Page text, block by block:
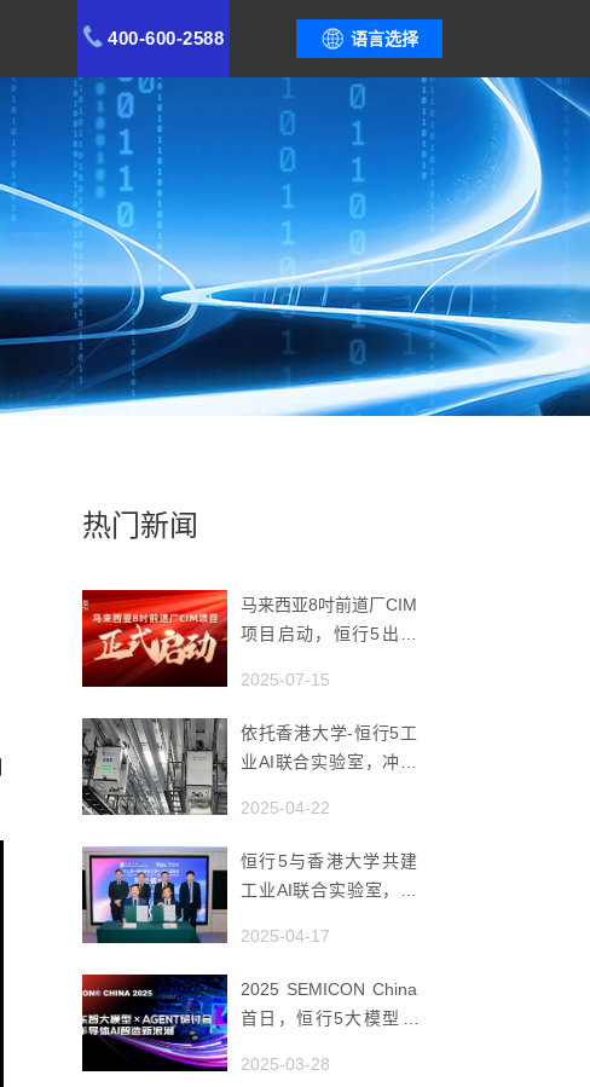
语言选择
400-600-2588
热门新闻
马来西亚8吋前道厂CIM
项目启动，恒行5出海
2025-07-15
依托香港大学-恒行5工
业AI联合实验室，冲破
花板”
2025-04-22
恒行5与香港大学共建
工业AI联合实验室，推
创新枢纽
2025-04-17
2025 SEMICON China
首日，恒行5大模型 ×
体AI智造新浪潮
2025-03-28